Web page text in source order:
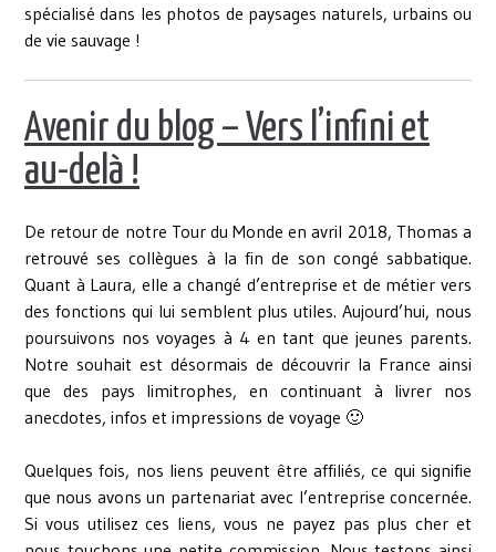
spécialisé dans les photos de paysages naturels, urbains ou
de vie sauvage !
Avenir du blog – Vers l’infini et
au-delà !
De retour de notre Tour du Monde en avril 2018, Thomas a
retrouvé ses collègues à la fin de son congé sabbatique.
Quant à Laura, elle a changé d’entreprise et de métier vers
des fonctions qui lui semblent plus utiles. Aujourd’hui, nous
poursuivons nos voyages à 4 en tant que jeunes parents.
Notre souhait est désormais de découvrir la France ainsi
que des pays limitrophes, en continuant à livrer nos
anecdotes, infos et impressions de voyage 🙂
Quelques fois, nos liens peuvent être affiliés, ce qui signifie
que nous avons un partenariat avec l’entreprise concernée.
Si vous utilisez ces liens, vous ne payez pas plus cher et